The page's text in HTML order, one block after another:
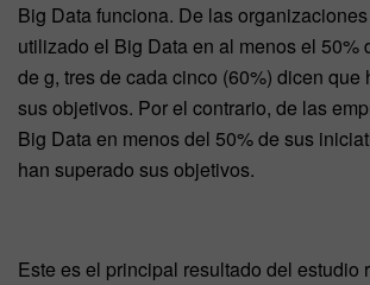
Big Data funciona. De las
utilizado el Big Data en al menos el 50%
de g, tres de cada cinco (60%) dicen que
sus objetivos. Por el contrario, de las
Big Data en menos del 50% de sus
han superado sus objetivos.
Este es el principal resultado del estudio